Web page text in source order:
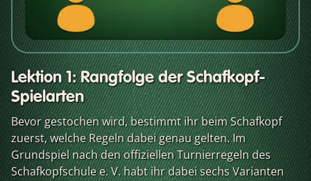
Lektion 1: Rangfolge der Schafkopf-
Spielarten
Bevor gestochen wird, bestimmt ihr beim Schafkopf
zuerst, welche Regeln dabei genau gelten. Im
Grundspiel nach den offiziellen Turnierregeln des
Schafkopfschule e. V. habt ihr dabei sechs Varianten